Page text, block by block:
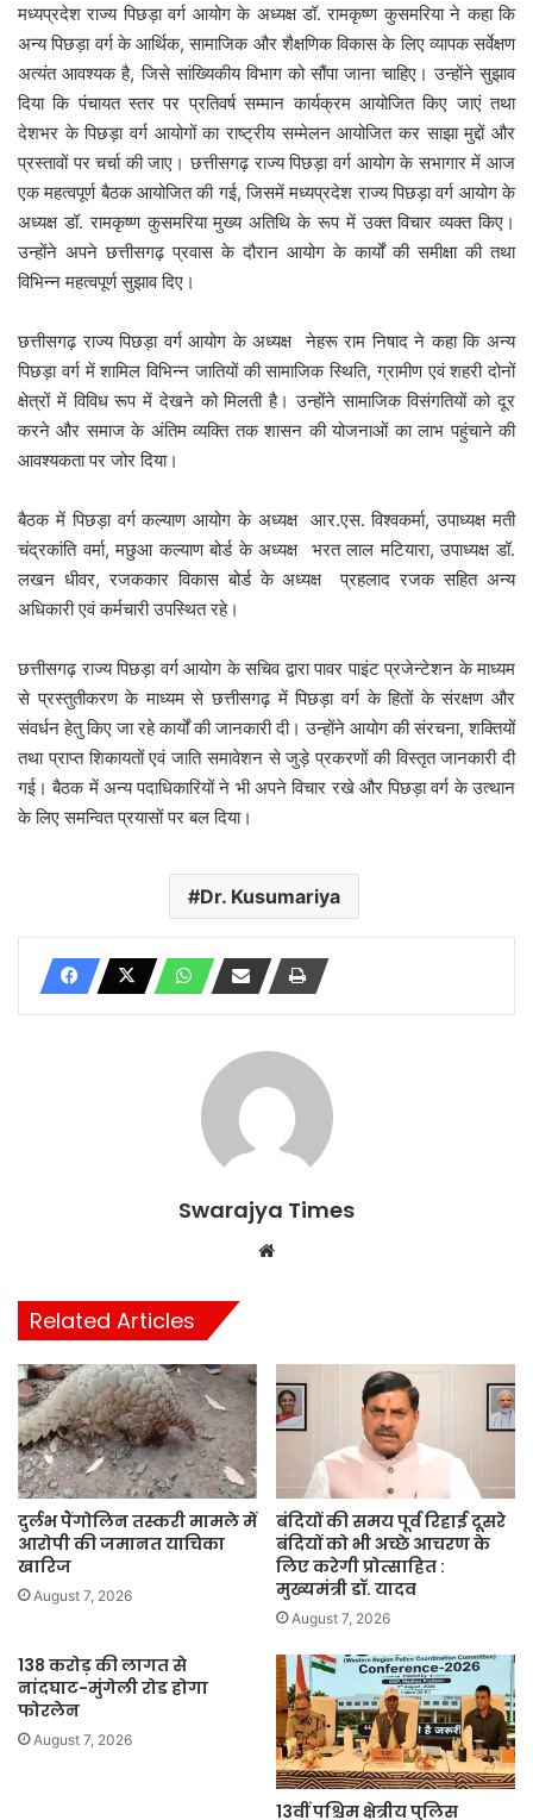
मध्यप्रदेश राज्य पिछड़ा वर्ग आयोग के अध्यक्ष डॉ. रामकृष्ण कुसमरिया ने कहा कि
अन्य पिछड़ा वर्ग के आर्थिक, सामाजिक और शैक्षणिक विकास के लिए व्यापक सर्वेक्षण
अत्यंत आवश्यक है, जिसे सांख्यिकीय विभाग को सौंपा जाना चाहिए। उन्होंने सुझाव
दिया कि पंचायत स्तर पर प्रतिवर्ष सम्मान कार्यक्रम आयोजित किए जाएं तथा
देशभर के पिछड़ा वर्ग आयोगों का राष्ट्रीय सम्मेलन आयोजित कर साझा मुद्दों और
प्रस्तावों पर चर्चा की जाए। छत्तीसगढ़ राज्य पिछड़ा वर्ग आयोग के सभागार में आज
एक महत्वपूर्ण बैठक आयोजित की गई, जिसमें मध्यप्रदेश राज्य पिछड़ा वर्ग आयोग के
अध्यक्ष डॉ. रामकृष्ण कुसमरिया मुख्य अतिथि के रूप में उक्त विचार व्यक्त किए।
उन्होंने अपने छत्तीसगढ़ प्रवास के दौरान आयोग के कार्यों की समीक्षा की तथा
विभिन्न महत्वपूर्ण सुझाव दिए।
छत्तीसगढ़ राज्य पिछड़ा वर्ग आयोग के अध्यक्ष नेहरू राम निषाद ने कहा कि अन्य
पिछड़ा वर्ग में शामिल विभिन्न जातियों की सामाजिक स्थिति, ग्रामीण एवं शहरी दोनों
क्षेत्रों में विविध रूप में देखने को मिलती है। उन्होंने सामाजिक विसंगतियों को दूर
करने और समाज के अंतिम व्यक्ति तक शासन की योजनाओं का लाभ पहुंचाने की
आवश्यकता पर जोर दिया।
बैठक में पिछड़ा वर्ग कल्याण आयोग के अध्यक्ष आर.एस. विश्वकर्मा, उपाध्यक्ष मती
चंद्रकांति वर्मा, मछुआ कल्याण बोर्ड के अध्यक्ष भरत लाल मटियारा, उपाध्यक्ष डॉ.
लखन धीवर, रजककार विकास बोर्ड के अध्यक्ष प्रहलाद रजक सहित अन्य
अधिकारी एवं कर्मचारी उपस्थित रहे।
छत्तीसगढ़ राज्य पिछड़ा वर्ग आयोग के सचिव द्वारा पावर पाइंट प्रजेन्टेशन के माध्यम
से प्रस्तुतीकरण के माध्यम से छत्तीसगढ़ में पिछड़ा वर्ग के हितों के संरक्षण और
संवर्धन हेतु किए जा रहे कार्यों की जानकारी दी। उन्होंने आयोग की संरचना, शक्तियों
तथा प्राप्त शिकायतों एवं जाति समावेशन से जुड़े प्रकरणों की विस्तृत जानकारी दी
गई। बैठक में अन्य पदाधिकारियों ने भी अपने विचार रखे और पिछड़ा वर्ग के उत्थान
के लिए समन्वित प्रयासों पर बल दिया।
Dr. Kusumariya
Swarajya Times
Related Articles
दुर्लभ पैंगोलिन तस्करी मामले में
आरोपी की जमानत याचिका
खारिज
August 7, 2026
बंदियों की समय पूर्व रिहाई दूसरे
बंदियों को भी अच्छे आचरण के
लिए करेगी प्रोत्साहित :
मुख्यमंत्री डॉ. यादव
August 7, 2026
138 करोड़ की लागत से
नांदघाट-मुंगेली रोड होगा
फोरलेन
August 7, 2026
13वीं पश्चिम क्षेत्रीय पुलिस